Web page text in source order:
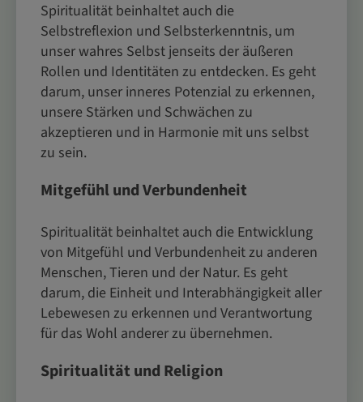
Spiritualität beinhaltet auch die
Selbstreflexion und Selbsterkenntnis, um
unser wahres Selbst jenseits der äußeren
Rollen und Identitäten zu entdecken. Es geht
darum, unser inneres Potenzial zu erkennen,
unsere Stärken und Schwächen zu
akzeptieren und in Harmonie mit uns selbst
zu sein.
Mitgefühl und Verbundenheit
Spiritualität beinhaltet auch die Entwicklung
von Mitgefühl und Verbundenheit zu anderen
Menschen, Tieren und der Natur. Es geht
darum, die Einheit und Interabhängigkeit aller
Lebewesen zu erkennen und Verantwortung
für das Wohl anderer zu übernehmen.
Spiritualität und Religion